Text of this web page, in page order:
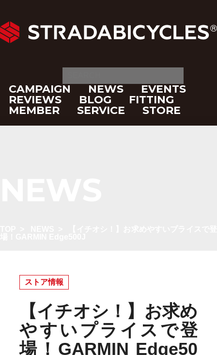
CAMPAIGN NEWS
EVENTS
REVIEWS
BLOG
FITTING
MEMBER
SERVICE STORE
ストア情報
【イチオシ！】お求め
やすいプライスで登
場！GARMIN Edge50